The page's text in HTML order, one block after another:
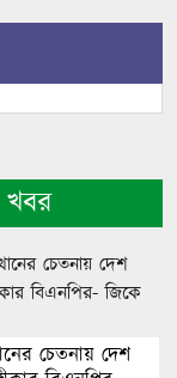
খবর
চেতনায় দেশ